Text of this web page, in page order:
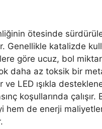
ötesinde
Genellikle katalizde
göre ucuz, bol
daha az toksik bir
ve LED ışıkla
koşullarında çalışır.
hem de enerji